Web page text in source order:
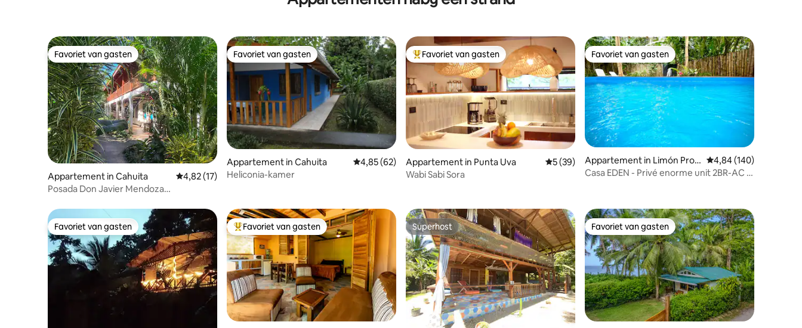
Favoriet van gasten
Favoriet van gasten
Appartement in Cahuita Gemiddelde beoordeling van 4,82 uit 5, 17 recensies
4,82 (17)
Posada Don Javier Mendoza
Favoriet van gasten
Favoriet van gasten
Appartement in Cahuita Gemiddelde beoordeling van 4,85 uit 5, 62 recensies
4,85 (62)
Heliconia-kamer
Topfavoriet van gasten
Favoriet van gasten
Appartement in Punta Uva Gemiddelde beoordeling van 5 uit 5, 39 recensies
5 (39)
Wabi Sabi Sora
Favoriet van gasten
Favoriet van gasten
Appartement in Limón Provi
nce
Gemiddelde
4,84 (140)
Casa EDEN - Privé enorme unit 2BR-AC &
Favoriet van gasten
Favoriet van gasten Topfavoriet van gasten
Favoriet van gasten Superhost
Superhost Favoriet van gasten
Favoriet van gasten